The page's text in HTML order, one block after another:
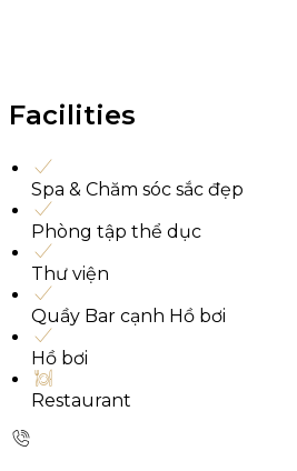
Facilities
Spa & Chăm sóc sắc đẹp
Phòng tập thể dục
Thư viện
Quầy Bar cạnh Hồ bơi
Hồ bơi
Restaurant